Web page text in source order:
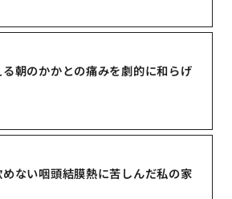
朝のかかとの痛みを劇的に和らげ
ない咽頭結膜熱に苦しんだ私の家